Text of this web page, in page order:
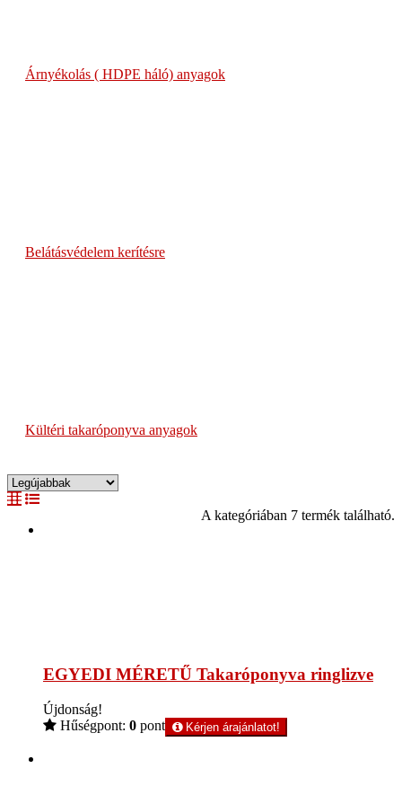
Árnyékolás ( HDPE háló) anyagok
Belátásvédelem kerítésre
Kültéri takaróponyva anyagok
A kategóriában 7 termék található.
EGYEDI MÉRETŰ Takaróponyva ringlizve
Újdonság!
Hűségpont: 0 pont Kérjen árajánlatot!